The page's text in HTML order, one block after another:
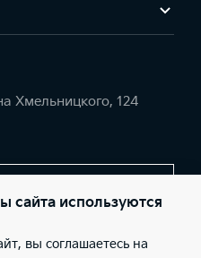
Хмельницкого, 124
сайта используются
вы соглашаетесь на